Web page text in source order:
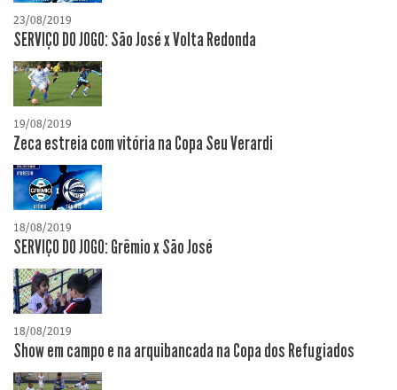
23/08/2019
SERVIÇO DO JOGO: São José x Volta Redonda
19/08/2019
Zeca estreia com vitória na Copa Seu Verardi
18/08/2019
SERVIÇO DO JOGO: Grêmio x São José
18/08/2019
Show em campo e na arquibancada na Copa dos Refugiados